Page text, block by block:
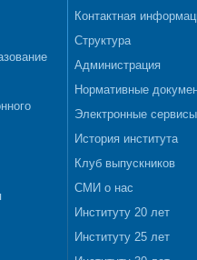
Контактная
Структура
Администрация
Нормативные
Электронные сервисы
История института
Клуб выпускников
СМИ о нас
Институту 20 лет
Институту 25 лет